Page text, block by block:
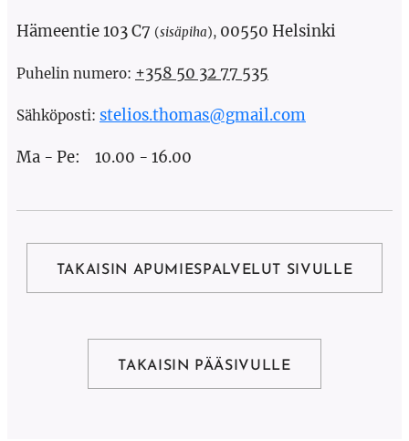
Hämeentie 103 C7 (sisäpiha), 00550 Helsinki
Puhelin numero: +358 50 32 77 535
Sähköposti: stelios.thomas@gmail.com
Ma - Pe: 10.00 - 16.00
TAKAISIN APUMIESPALVELUT SIVULLE
TAKAISIN PÄÄSIVULLE